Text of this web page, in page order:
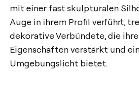
mit einer fast skulpturalen
Auge in ihrem Profil verführt,
dekorative Verbündete, die
Eigenschaften verstärkt und
Umgebungslicht bietet.